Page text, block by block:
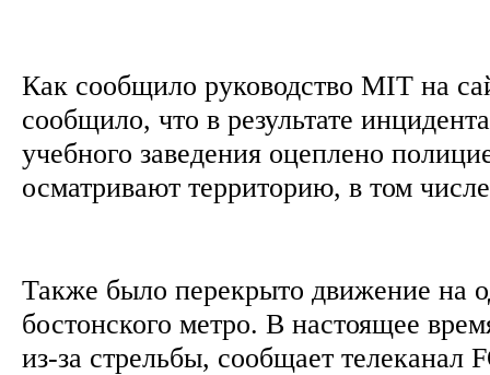
Как сообщило руководство MIT на
сообщило, что в результате
учебного заведения оцеплено
осматривают территорию, в том
Также было перекрыто движение на
бостонского метро. В настоящее
из-за стрельбы, сообщает телеканал